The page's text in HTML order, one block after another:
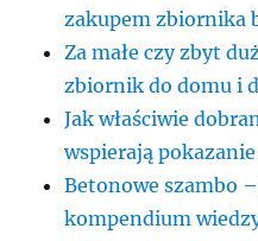
zakupem zbiornika
Za małe czy zbyt
zbiornik do domu i
Jak właściwie
wspierają
Betonowe szambo
kompendium